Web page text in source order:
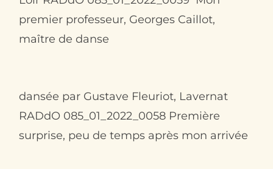
premier professeur, Georges Caillot,
maître de danse
dansée par Gustave Fleuriot, Lavernat
RADdO 085_01_2022_0058 Première
surprise, peu de temps après mon arrivée